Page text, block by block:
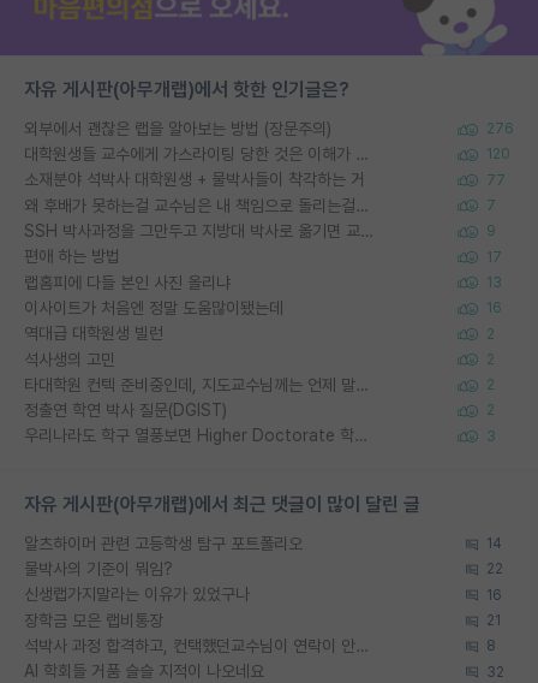
자유 게시판(아무개랩)에서 핫한 인기글은?
외부에서 괜찮은 랩을 알아보는 방법 (장문주의) 276
대학원생들 교수에게 가스라이팅 당한 것은 이해가 갑니다. 안타깝네요. 120
소재분야 석박사 대학원생 + 물박사들이 착각하는 거 77
왜 후배가 못하는걸 교수님은 내 책임으로 돌리는걸까요? 7
SSH 박사과정을 그만두고 지방대 박사로 옮기면 교수의 꿈은 끝일까요? 9
편애 하는 방법 17
랩홈피에 다들 본인 사진 올리냐 13
이사이트가 처음엔 정말 도움많이됐는데 16
역대급 대학원생 빌런 2
석사생의 고민 2
타대학원 컨텍 준비중인데, 지도교수님께는 언제 말씀드려야 할까요? 2
정출연 학연 박사 질문(DGIST) 2
우리나라도 학구 열풍보면 Higher Doctorate 학위가 필요하다고 봅니다. 3
자유 게시판(아무개랩)에서 최근 댓글이 많이 달린 글
알츠하이머 관련 고등학생 탐구 포트폴리오 14
물박사의 기준이 뭐임? 22
신생랩가지말라는 이유가 있었구나 16
장학금 모은 랩비통장 21
석박사 과정 합격하고, 컨택했던교수님이 연락이 안됩니다... 8
AI 학회들 거품 슬슬 지적이 나오네요 32